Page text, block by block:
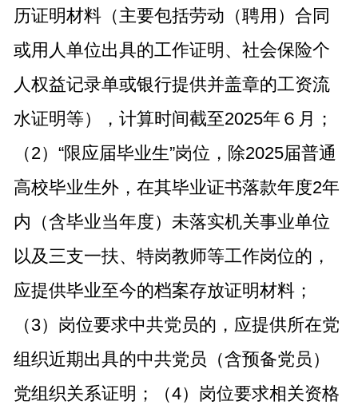
历证明材料（主要包括劳动（聘用）合同
或用人单位出具的工作证明、社会保险个
人权益记录单或银行提供并盖章的工资流
水证明等），计算时间截至2025年６月；
（2）“限应届毕业生”岗位，除2025届普通
高校毕业生外，在其毕业证书落款年度2年
内（含毕业当年度）未落实机关事业单位
以及三支一扶、特岗教师等工作岗位的，
应提供毕业至今的档案存放证明材料；
（3）岗位要求中共党员的，应提供所在党
组织近期出具的中共党员（含预备党员）
党组织关系证明；（4）岗位要求相关资格